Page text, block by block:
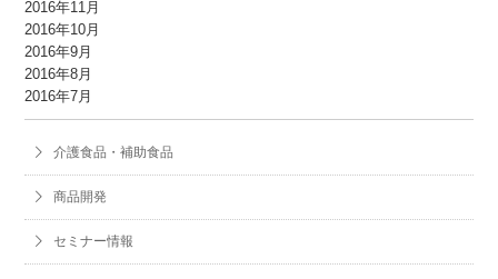
2016年11月
2016年10月
2016年9月
2016年8月
2016年7月
介護食品・補助食品
商品開発
セミナー情報